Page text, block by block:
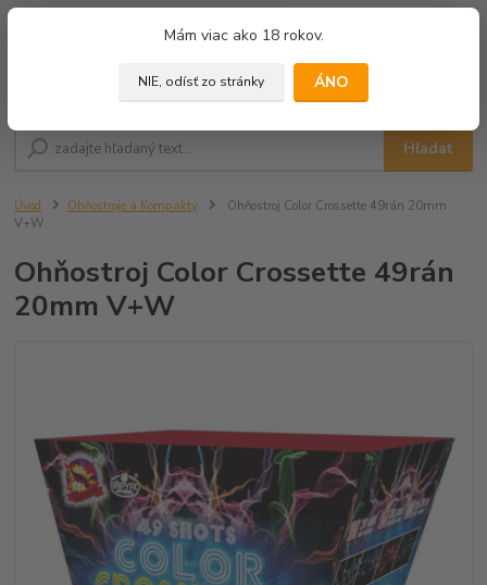
Mám viac ako 18 rokov.
NIE, odísť zo stránky ÁNO
Hľadať
Úvod Ohňostroje a Kompakty
Ohňostroj Color Crossette 49rán 20mm
V+W
Ohňostroj Color Crossette 49rán
20mm V+W